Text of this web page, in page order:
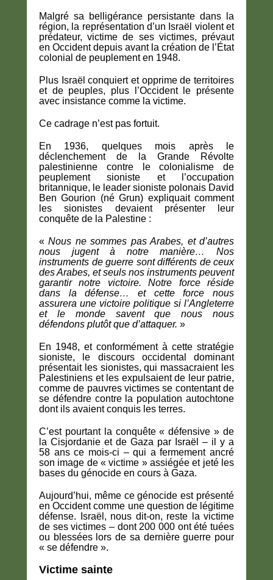
Malgré sa belligérance persistante dans la
région, la représentation d’un Israël violent et
prédateur, victime de ses victimes, prévaut
en Occident depuis avant la création de l’État
colonial de peuplement en 1948.
Plus Israël conquiert et opprime de territoires
et de peuples, plus l’Occident le présente
avec insistance comme la victime.
Ce cadrage n’est pas fortuit.
En 1936, quelques mois après le
déclenchement de la Grande Révolte
palestinienne contre le colonialisme de
peuplement sioniste et l’occupation
britannique, le leader sioniste polonais David
Ben Gourion (né Grun) expliquait comment
les sionistes devaient présenter leur
conquête de la Palestine :
«Nous ne sommes pas Arabes, et d’autres
nous jugent à notre manière… Nos
instruments de guerre sont différents de ceux
des Arabes, et seuls nos instruments peuvent
garantir notre victoire. Notre force réside
dans la défense… et cette force nous
assurera une victoire politique si l’Angleterre
et le monde savent que nous nous
défendons plutôt que d’attaquer. »
En 1948, et conformément à cette stratégie
sioniste, le discours occidental dominant
présentait les sionistes, qui massacraient les
Palestiniens et les expulsaient de leur patrie,
comme de pauvres victimes se contentant de
se défendre contre la population autochtone
dont ils avaient conquis les terres.
C’est pourtant la conquête « défensive » de
la Cisjordanie et de Gaza par Israël – il y a
58 ans ce mois-ci – qui a fermement ancré
son image de « victime » assiégée et jeté les
bases du génocide en cours à Gaza.
Aujourd’hui, même ce génocide est présenté
en Occident comme une question de légitime
défense. Israël, nous dit-on, reste la victime
de ses victimes – dont 200 000 ont été tuées
ou blessées lors de sa dernière guerre pour
« se défendre ».
Victime sainte